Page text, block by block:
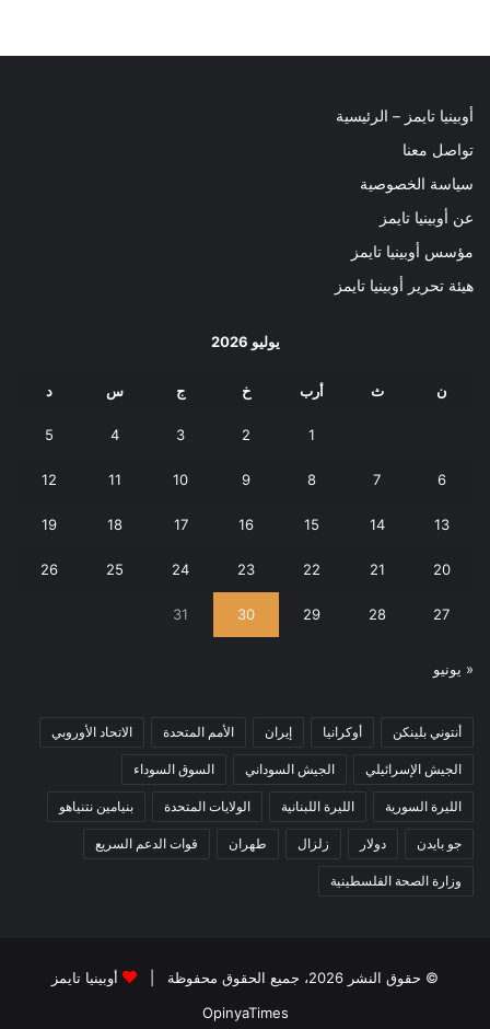
أوبينيا تايمز – الرئيسية
تواصل معنا
سياسة الخصوصية
عن أوبينيا تايمز
مؤسس أوبينيا تايمز
هيئة تحرير أوبينيا تايمز
يوليو 2026
ن ث أرب خ ج س د
1
2
3
4
5
6
7
8
9
10
11
12
13
14
15
16
17
18
19
20
21
22
23
24
25
26
27
28
29
30
31
« يونيو
أنتوني بلينكن أوكرانيا إيران الأمم المتحدة الاتحاد الأوروبي
الجيش الإسرائيلي الجيش السوداني السوق السوداء
الليرة السورية الليرة اللبنانية الولايات المتحدة بنيامين نتنياهو
جو بايدن دولار زلزال طهران قوات الدعم السريع
وزارة الصحة الفلسطينية
© حقوق النشر 2026، جميع الحقوق محفوظة |
أوبينيا تايمز
OpinyaTimes